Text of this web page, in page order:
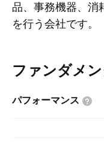
品、事務機器、消
を行う会社です。
詳細を表示
ファンダメ
パフォーマンス